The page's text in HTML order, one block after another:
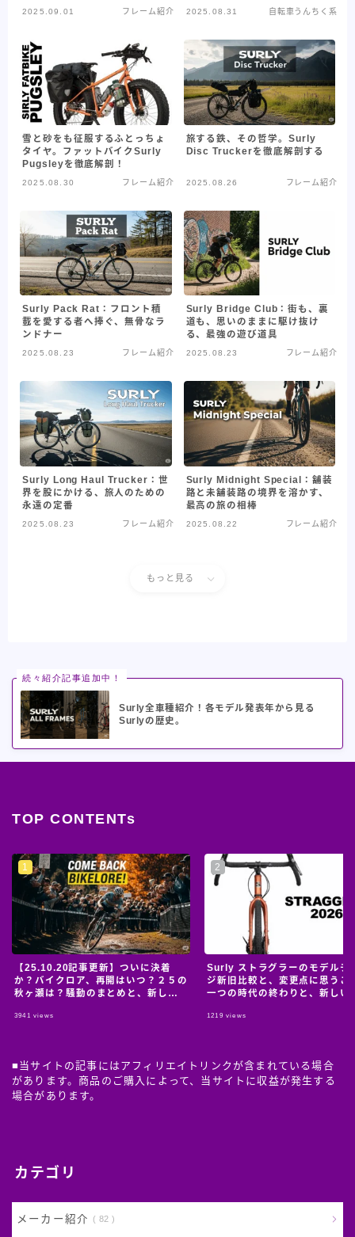
クランクブラザーズ グリップ コンポ
コンポーネント ステム セライタリア
バイクメーカー紹介記事 パーツメーカー
ピスト・トラックバイク フレームバッグ
フレーム紹介記事
自転車バッグ系
2025.09.01 フレーム紹介 2025.08.31 自転車うんちく系
雪と砂をも征服するふとっちょ
タイヤ。ファットバイクSurly
Pugsleyを徹底解剖！
2025.08.30 フレーム紹介
旅する鉄、その哲学。Surly
Disc Truckerを徹底解剖する
2025.08.26 フレーム紹介
Surly Pack Rat：フロント積
載を愛する者へ捧ぐ、無骨なラ
ンドナー
2025.08.23 フレーム紹介
Surly Bridge Club：街も、裏
道も、思いのままに駆け抜け
る、最強の遊び道具
2025.08.23 フレーム紹介
Surly Long Haul Trucker：世
界を股にかける、旅人のための
永遠の定番
2025.08.23 フレーム紹介
Surly Midnight Special：舗装
路と未舗装路の境界を溶かす、
最高の旅の相棒
2025.08.22 フレーム紹介
もっと見る
続々紹介記事追加中！
Surly全車種紹介！各モデル発表年から見る
Surlyの歴史。
TOP CONTENTs
【25.10.20記事更新】ついに決着
か？バイクロア、再開はいつ？２５の
秋ヶ瀬は？騒動のまとめと、新しい
3941 views
Surly ストラグラーのモデルチ
ジ新旧比較と、変更点に思うこ
一つの時代の終わりと、新しい
1219 views
■当サイトの記事にはアフィリエイトリンクが含まれている場合
があります。商品のご購入によって、当サイトに収益が発生する
場合があります。
カテゴリ
メーカー紹介 82